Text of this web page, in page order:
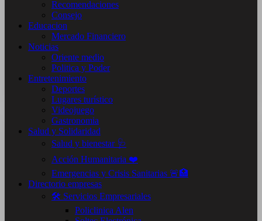
Recomendaciones
Consejo
Educacion
Mercado Financiero
Noticias
Oriente medio
Politica y Poder
Entretenimiento
Deportes
Lugares turístico
Videojuego
Gastronomia
Salud y Solidaridad
Salud y bienestar 🩺
Acción Humanitaria ❤️
Emergencias y Crisis Sanitarias 🚨🏥
Directorio empresas
🛠️ Servicios Empresariales
Policlinica Alen